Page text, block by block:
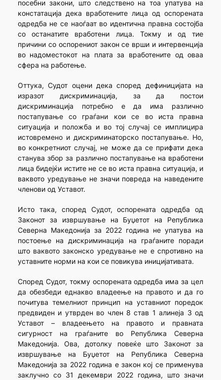
посебни закони, што следствено на тоа упатува на
констатација дека вработените лица од оспорената
одредба не се наоѓаат во идентична правна состојба
со останатите вработени лица. Токму и од тие
причини со оспорениот закон се врши и интервенција
во надоместокот на плата за вработените од оваа
сфера на работење.
Оттука, Судот оцени дека според дефиницијата на
изразот дискриминација, за да постои
дискриминација потребно е да има различно
постапување со граѓани кои се во иста правна
ситуација и положба и во тој случај се имплицира
истовремено и дискриминаторско постапување. Но,
во конкретниот случај, не може да се прифати дека
станува збор за различно постапување на вработени
лица бидејќи истите не се во иста правна ситуација, и
ваквото уредување не значи повреда на наведените
членови од Уставот.
Исто така, според Судот, оспорената одредба од
Законот за извршување на Буџетот на Република
Северна Македонија за 2022 година не упатува на
постоење на дискриминација на граѓаните поради
што ваквото законско уредување не е спротивно на
уставните норми на кои се повикува иницијативата.
Според Судот, токму оспорената одредба има за цел
да обезбеди еднакво владеење на правото и да го
почитува темелниот принцип на уставниот поредок
предвиден и утврден во член 8 став 1 алинеја 3 од
Уставот – владеењето на правото и правната
сигурност на граѓаните во Република Северна
Македонија. Ова, дотолку повеќе што Законот за
извршување на Буџетот на Република Северна
Македонија за 2022 година е закон кој се применува
заклучно со 31 декември 2022 година, што значи